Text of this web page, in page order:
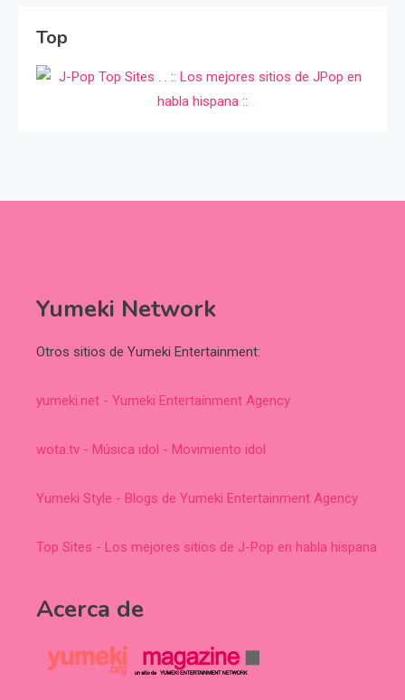
Top
Yumeki Network
Otros sitios de Yumeki Entertainment:
yumeki.net - Yumeki Entertainment Agency
wota.tv - Música idol - Movimiento idol
Yumeki Style - Blogs de Yumeki Entertainment Agency
Top Sites - Los mejores sitios de J-Pop en habla hispana
Acerca de